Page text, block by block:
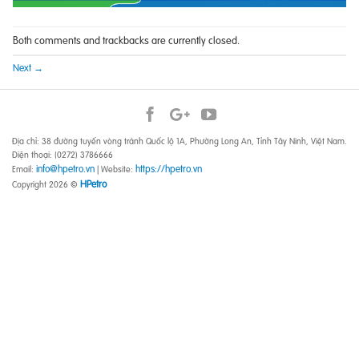
Both comments and trackbacks are currently closed.
Next →
Địa chỉ: 38 đường tuyến vòng tránh Quốc lộ 1A, Phường Long An, Tỉnh Tây Ninh, Việt Nam.
Điện thoại: (0272) 3786666
Email: info@hpetro.vn | Website: https://hpetro.vn
Copyright 2026 © HPetro